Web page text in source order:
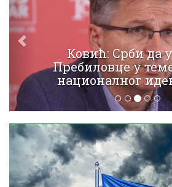
Ковић: Срби да
Пребиловце у
националног